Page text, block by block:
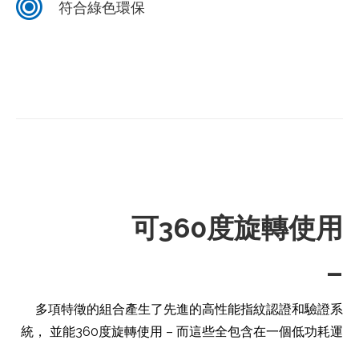
符合綠色環保
可360度旋轉使用
–
多項特徵的組合產生了先進的高性能指紋認證和驗證系
統， 並能360度旋轉使用 – 而這些全包含在一個低功耗運